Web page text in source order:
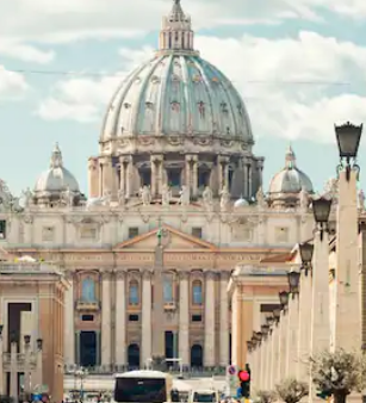
teclas de las flechas hacia arriba y hacia